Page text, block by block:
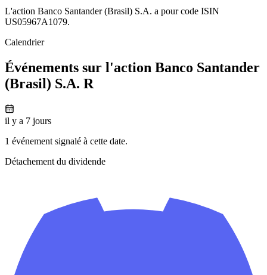
L'action Banco Santander (Brasil) S.A. a pour code ISIN
US05967A1079.
Calendrier
Événements sur l'action Banco Santander
(Brasil) S.A. R
il y a 7 jours
1 événement signalé à cette date.
Détachement du dividende